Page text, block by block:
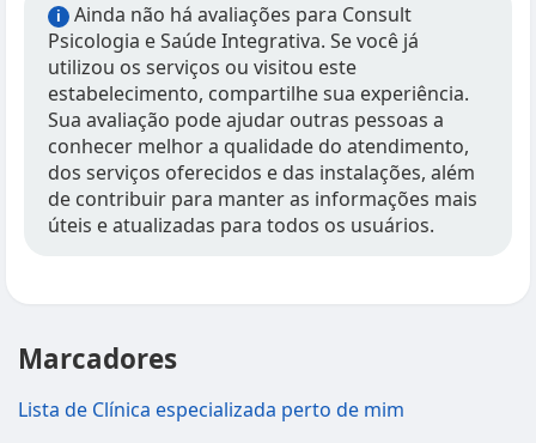
i
Ainda não há avaliações para Consult
Psicologia e Saúde Integrativa. Se você já
utilizou os serviços ou visitou este
estabelecimento, compartilhe sua experiência.
Sua avaliação pode ajudar outras pessoas a
conhecer melhor a qualidade do atendimento,
dos serviços oferecidos e das instalações, além
de contribuir para manter as informações mais
úteis e atualizadas para todos os usuários.
Marcadores
Lista de Clínica especializada perto de mim